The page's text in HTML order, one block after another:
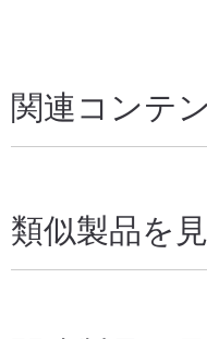
関連コンテ
類似製品を